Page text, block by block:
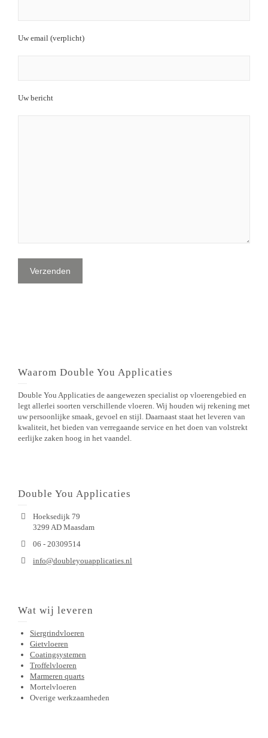
Uw email (verplicht)
Uw bericht
Waarom Double You Applicaties
Double You Applicaties de aangewezen specialist op vloerengebied en
legt allerlei soorten verschillende vloeren. Wij houden wij rekening met
uw persoonlijke smaak, gevoel en stijl. Daarnaast staat het leveren van
kwaliteit, het bieden van verregaande service en het doen van volstrekt
eerlijke zaken hoog in het vaandel.
Double You Applicaties
Hoeksedijk 79
3299 AD Maasdam
06 - 20309514
info@doubleyouapplicaties.nl
Wat wij leveren
Siergrindvloeren
Gietvloeren
Coatingsystemen
Troffelvloeren
Marmeren quarts
Mortelvloeren
Overige werkzaamheden